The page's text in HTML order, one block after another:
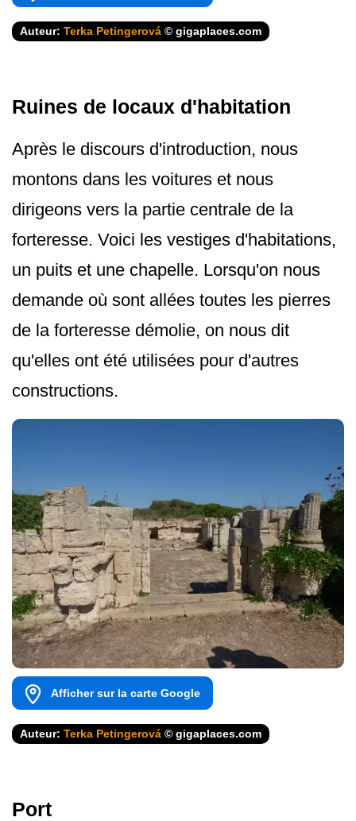
Auteur: Terka Petingerová © gigaplaces.com
Ruines de locaux d'habitation
Après le discours d'introduction, nous
montons dans les voitures et nous
dirigeons vers la partie centrale de la
forteresse. Voici les vestiges d'habitations,
un puits et une chapelle. Lorsqu'on nous
demande où sont allées toutes les pierres
de la forteresse démolie, on nous dit
qu'elles ont été utilisées pour d'autres
constructions.
Afficher sur la carte Google
Auteur: Terka Petingerová © gigaplaces.com
Port